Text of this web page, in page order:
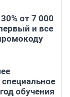
от 7 000
и все
обучения